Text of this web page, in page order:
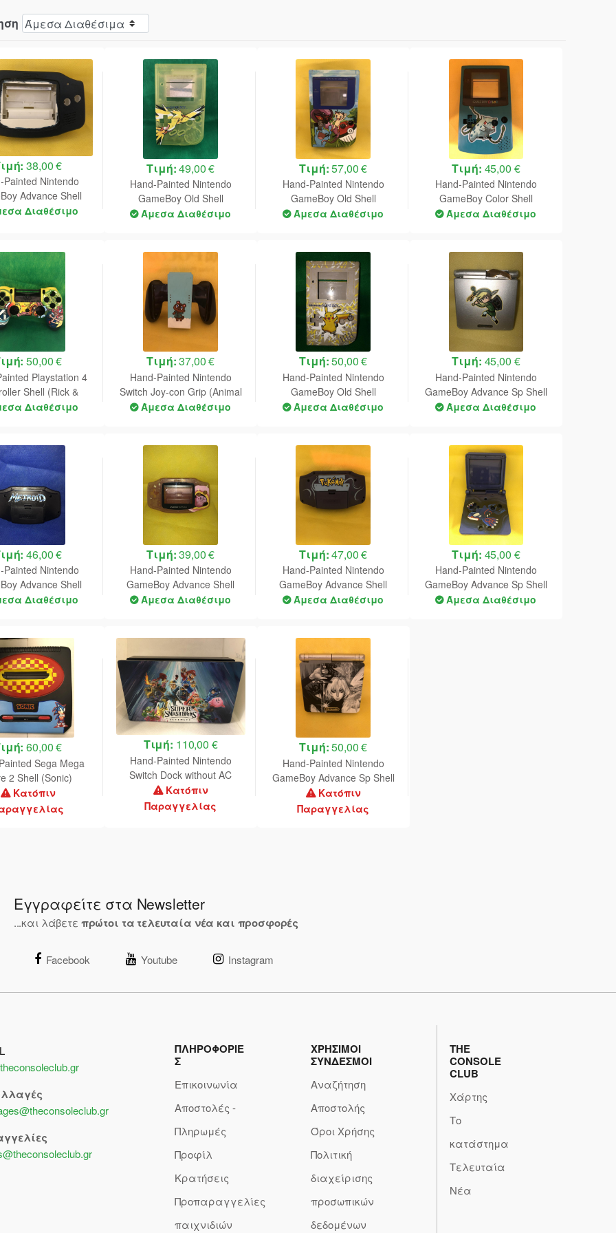
38,00 €
Painted Nintendo
Advance Shell
Evangelion)
Διαθέσιμο
Τιμή:49,00 €
Hand-Painted Nintendo
GameBoy Old Shell
(Pokemon)
Άμεσα Διαθέσιμο
Τιμή:57,00 €
Hand-Painted Nintendo
GameBoy Old Shell
(Pokemon)
Άμεσα Διαθέσιμο
Τιμή: 45,00 €
Hand-Painted Nintendo
GameBoy Color Shell
(Pokemon)
Άμεσα Διαθέσιμο
50,00 €
Playstation 4
Shell (Rick &
Morty)
Διαθέσιμο
Τιμή:37,00 €
Hand-Painted Nintendo
Switch Joy-con Grip (Animal
Crossing)
Άμεσα Διαθέσιμο
Τιμή:50,00 €
Hand-Painted Nintendo
GameBoy Old Shell
(Pokemon)
Άμεσα Διαθέσιμο
Τιμή: 45,00 €
Hand-Painted Nintendo
GameBoy Advance Sp Shell
(Zelda Minish Cap)
Άμεσα Διαθέσιμο
46,00 €
Painted Nintendo
Advance Shell
Fusion)
Διαθέσιμο
Τιμή:39,00 €
Hand-Painted Nintendo
GameBoy Advance Shell
(Kirby)
Άμεσα Διαθέσιμο
Τιμή:47,00 €
Hand-Painted Nintendo
GameBoy Advance Shell
(Pokemon)
Άμεσα Διαθέσιμο
Τιμή: 45,00 €
Hand-Painted Nintendo
GameBoy Advance Sp Shell
(Pokemon)
Άμεσα Διαθέσιμο
60,00 €
Sega Mega
2 Shell (Sonic)
Κατόπιν
Τιμή: 110,00 €
Hand-Painted Nintendo
Switch Dock without AC
Adapter (Super Smash Bros)
Κατόπιν
Παραγγελίας
Τιμή:50,00 €
Hand-Painted Nintendo
GameBoy Advance Sp Shell
(Castlevania)
Κατόπιν
Παραγγελίας
Εγγραφείτε στα Newsletter
...και λάβετε πρώτοι τα τελευταία νέα και προσφορές
Facebook Youtube Instagram
ΠΛΗΡΟΦΟΡΙΕ
Σ
Επικοινωνία
Αποστολές -
Πληρωμές
Προφίλ
Κρατήσεις
Προπαραγγελίες
παιχνιδιών
ΧΡΗΣΙΜΟΙ
ΣΥΝΔΕΣΜΟΙ
Αναζήτηση
Αποστολής
Όροι Χρήσης
Πολιτική
διαχείρισης
προσωπικών
δεδομένων
THE
CONSOLE
CLUB
Χάρτης
Το
κατάστημα
Τελευταία
Νέα